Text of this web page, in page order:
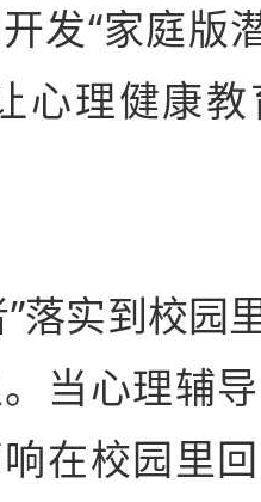
发“家庭版
心理健康
”落实到校园
当心理辅
在校园里